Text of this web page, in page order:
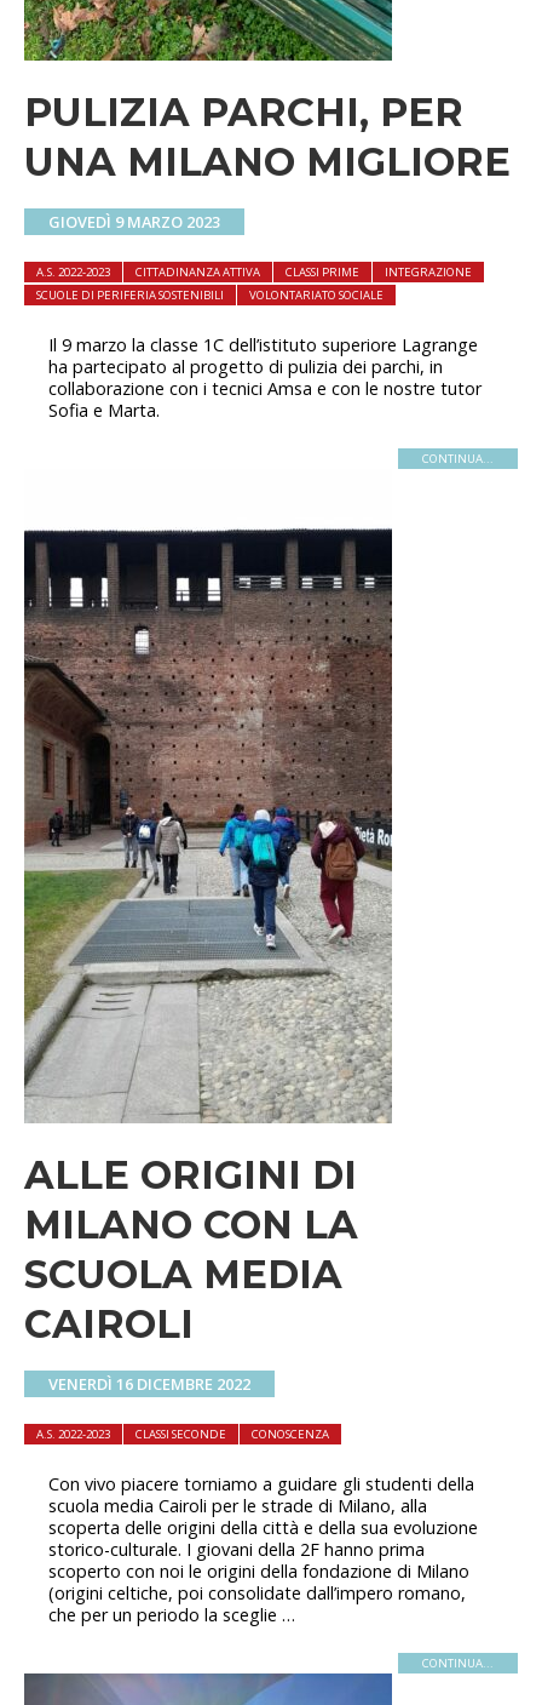
PULIZIA PARCHI, PER
UNA MILANO MIGLIORE
GIOVEDÌ 9 MARZO 2023
A.S. 2022-2023 CITTADINANZA ATTIVA CLASSI PRIME
INTEGRAZIONE
SCUOLE DI PERIFERIA SOSTENIBILI
VOLONTARIATO SOCIALE
Il 9 marzo la classe 1C dell’istituto superiore Lagrange
ha partecipato al progetto di pulizia dei parchi, in
collaborazione con i tecnici Amsa e con le nostre tutor
Sofia e Marta.
CONTINUA...
ALLE ORIGINI DI
MILANO CON LA
SCUOLA MEDIA
CAIROLI
VENERDÌ 16 DICEMBRE 2022
A.S. 2022-2023 CLASSI SECONDE CONOSCENZA
Con vivo piacere torniamo a guidare gli studenti della
scuola media Cairoli per le strade di Milano, alla
scoperta delle origini della città e della sua evoluzione
storico-culturale. I giovani della 2F hanno prima
scoperto con noi le origini della fondazione di Milano
(origini celtiche, poi consolidate dall’impero romano,
che per un periodo la sceglie …
CONTINUA...